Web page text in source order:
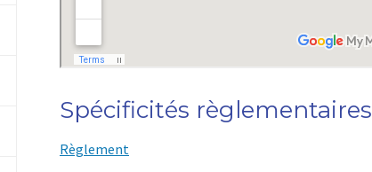
Spécificités règlementaires
Règlement